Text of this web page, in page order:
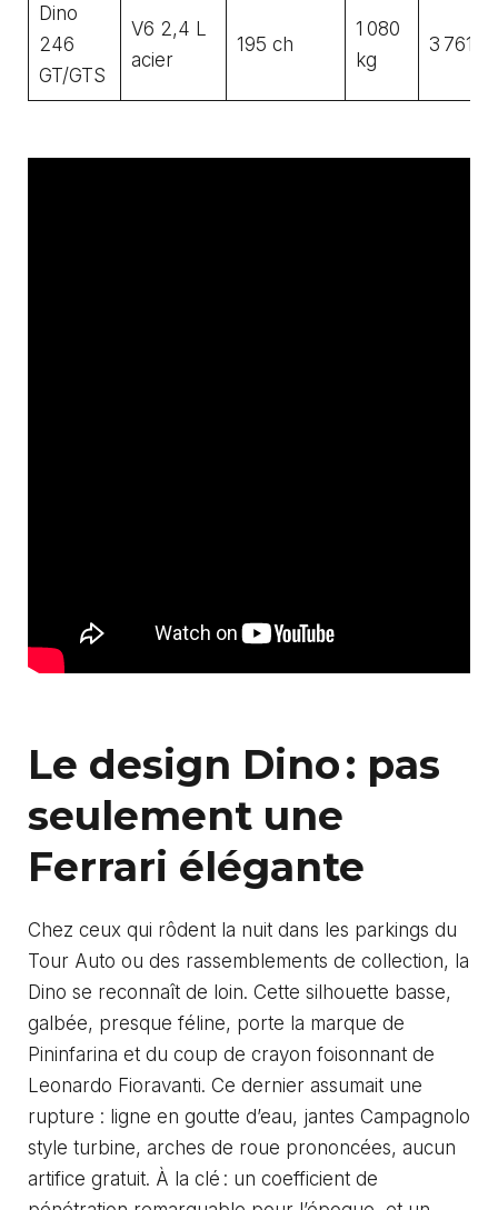
Dino
246
GT/GTS
V6 2,4 L
acier
195 ch
1 080
kg
3 761
Le design Dino : pas
seulement une
Ferrari élégante
Chez ceux qui rôdent la nuit dans les parkings du
Tour Auto ou des rassemblements de collection, la
Dino se reconnaît de loin. Cette silhouette basse,
galbée, presque féline, porte la marque de
Pininfarina et du coup de crayon foisonnant de
Leonardo Fioravanti. Ce dernier assumait une
rupture : ligne en goutte d’eau, jantes Campagnolo
style turbine, arches de roue prononcées, aucun
artifice gratuit. À la clé : un coefficient de